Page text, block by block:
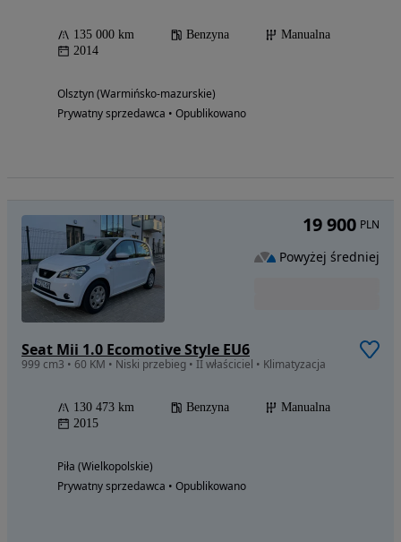
135 000 km Benzyna
Manualna
2014
Olsztyn (Warmińsko-mazurskie)
Prywatny sprzedawca • Opublikowano
Seat Mii 1.0 Ecomotive Style EU6
999 cm3 • 60 KM • Niski przebieg • II właściciel • Klimatyzacja
130 473 km Benzyna
Manualna
2015
Piła (Wielkopolskie)
Prywatny sprzedawca • Opublikowano
19 900 PLN
Powyżej średniej